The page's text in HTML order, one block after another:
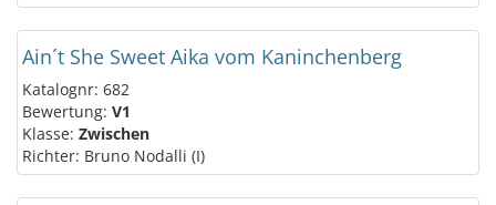
Ain´t She Sweet Aika vom Kaninchenberg
Katalognr: 682
Bewertung: V1
Klasse: Zwischen
Richter: Bruno Nodalli (I)